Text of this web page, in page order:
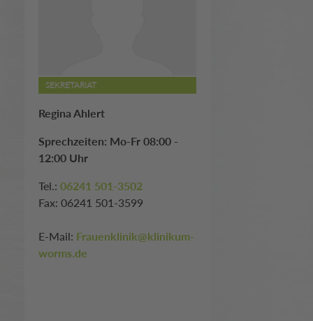
SEKRETARIAT
Regina Ahlert
Sprechzeiten: Mo-Fr 08:00 -
12:00 Uhr
Tel.: 06241 501-3502
Fax: 06241 501-3599
E-Mail: Frauenklinik@klinikum-
worms.de